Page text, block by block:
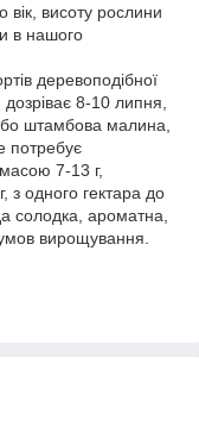
висоту рослини
в нашого
деревоподібної
8-10 липня,
штамбова малина,
потребує
7-13 г,
з одного гектара до
солодка, ароматна,
вирощування.